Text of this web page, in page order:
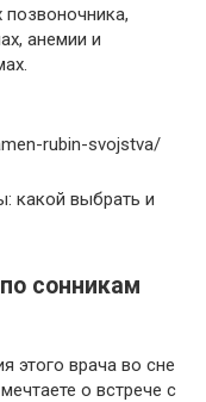
позвоночника,
анемии и
rubin-svojstva/
какой выбрать и
сонникам
этого врача во сне
о встрече с